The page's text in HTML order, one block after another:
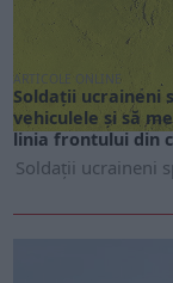
ARTICOLE ONLINE
Soldații ucraineni
vehiculele și să
linia frontului din
Soldații ucraineni